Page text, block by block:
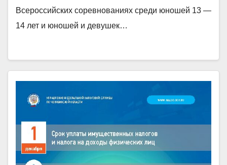
Всероссийских соревнованиях среди юношей 13 —
14 лет и юношей и девушек…